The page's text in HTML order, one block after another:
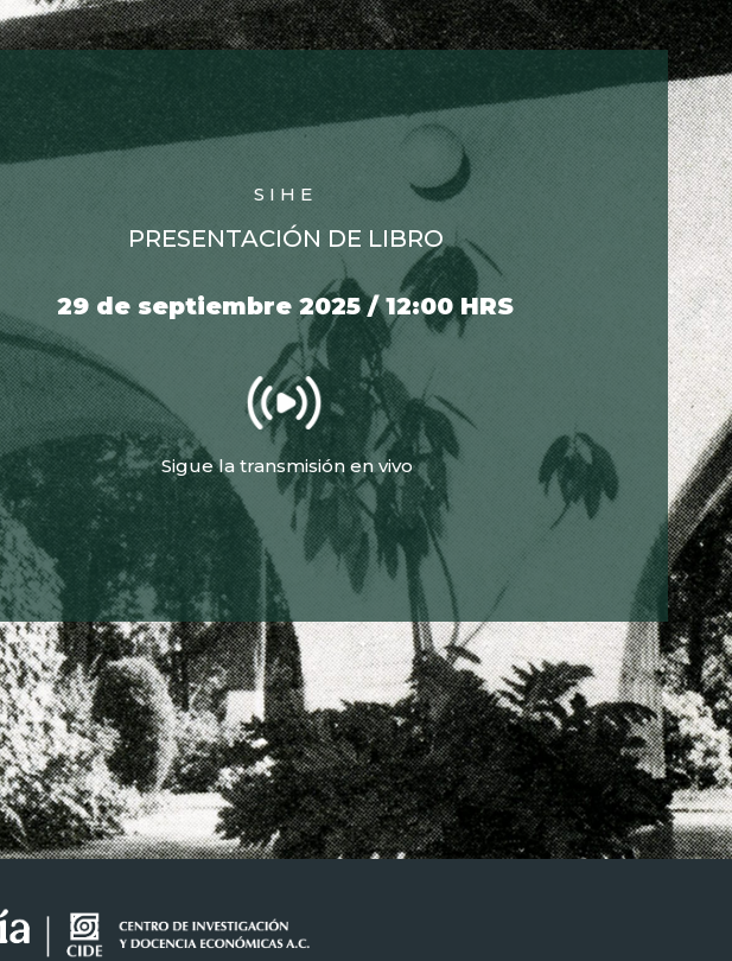
SIHE
PRESENTACIÓN DE LIBRO
29 de septiembre 2025 / 12:00 HRS
Sigue la transmisión en vivo